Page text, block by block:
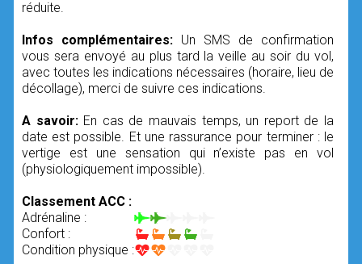
réduite.
Infos complémentaires: Un SMS de confirmation
vous sera envoyé au plus tard la veille au soir du vol,
avec toutes les indications nécessaires (horaire, lieu de
décollage), merci de suivre ces indications.
A savoir: En cas de mauvais temps, un report de la
date est possible. Et une rassurance pour terminer : le
vertige est une sensation qui n’existe pas en vol
(physiologiquement impossible).
Classement ACC :
Adrénaline :
Confort :
Condition physique :